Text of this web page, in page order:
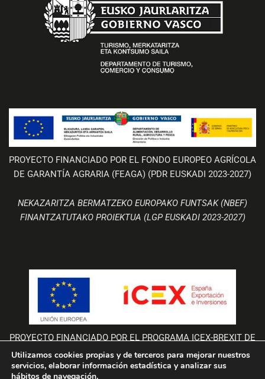
PROYECTO FINANCIADO POR EL PROGRAMA ICEX-BREXIT DE
LA UNIÓN EUROPEA
La empresa Bodegas Valdemar participa en el Programa “ICEX-BREXIT”
PROYECTO FINANCIADO POR EL FONDO EUROPEO AGRÍCOLA
DE GARANTÍA AGRARIA (FEAGA) (PDR EUSKADI 2023-2027)
NEKAZARITZA BERMATZEKO EUROPAKO FUNTSAK (NBEF)
FINANTZATUTAKO PROIEKTUA (LGP EUSKADI 2023-2027)
Utilizamos cookies propias y de terceros para mejorar nuestros
servicios, elaborar información estadística y analizar sus
hábitos de navegación.